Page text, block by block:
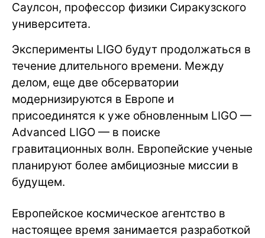
Саулсон, профессор физики Сиракузского
университета.
Эксперименты LIGO будут продолжаться в
течение длительного времени. Между
делом, еще две обсерватории
модернизируются в Европе и
присоединятся к уже обновленным LIGO —
Advanced LIGO — в поиске
гравитационных волн. Европейские ученые
планируют более амбициозные миссии в
будущем.
Европейское космическое агентство в
настоящее время занимается разработкой